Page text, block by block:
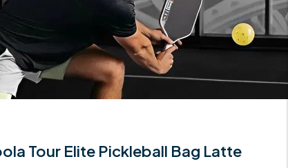
Tour Elite Pickleball Bag Latte